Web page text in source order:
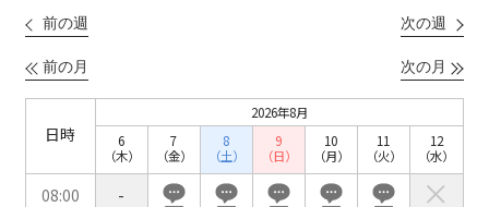
前の週 次の週
前の月 次の月
日時
2026年8月
6
（木）
7
（金）
8
（土）
9
（日）
10
（月）
11
（火）
12
（水）
08:00 -
お電話でのお問合せ
03-3346-1396
受付時間 9:00～18:00（土日祝日・年末年始を除く）
口の字型 T字島型